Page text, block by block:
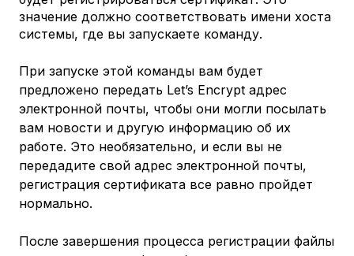
значение должно соответствовать имени хоста
системы, где вы запускаете команду.
При запуске этой команды вам будет
предложено передать Let’s Encrypt адрес
электронной почты, чтобы они могли посылать
вам новости и другую информацию об их
работе. Это необязательно, и если вы не
передадите свой адрес электронной почты,
регистрация сертификата все равно пройдет
нормально.
После завершения процесса регистрации файлы